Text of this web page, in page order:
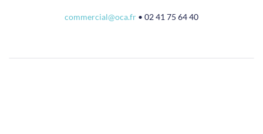
commercial@oca.fr • 02 41 75 64 40